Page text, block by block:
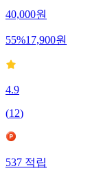
40,000원
55%17,900원
4.9
(12)
537적립